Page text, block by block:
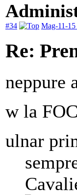
#34 Mag-11-
Re:
neppure
w la
ulnar